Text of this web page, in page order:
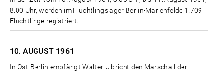
8.00 Uhr, werden im Flüchtlingslager Berlin-Marienfelde 1.709
Flüchtlinge registriert.
10. AUGUST 1961
In Ost-Berlin empfängt Walter Ulbricht den Marschall der